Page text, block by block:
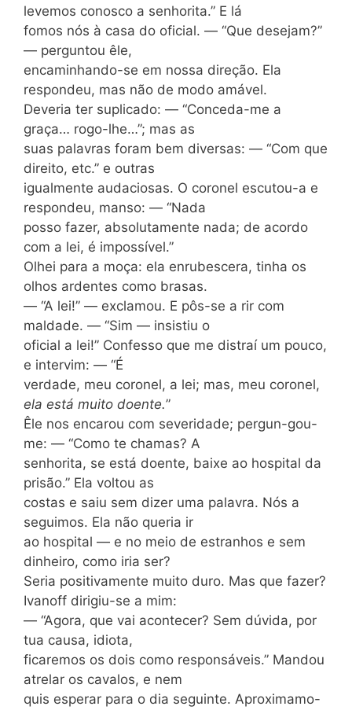
levemos conosco a senhorita.” E lá
fomos nós à casa do oficial. — “Que desejam?”
— perguntou êle,
encaminhando-se em nossa direção. Ela
respondeu, mas não de modo amável.
Deveria ter suplicado: — “Conceda-me a
graça… rogo-lhe…”; mas as
suas palavras foram bem diversas: — “Com que
direito, etc.” e outras
igualmente audaciosas. O coronel escutou-a e
respondeu, manso: — “Nada
posso fazer, absolutamente nada; de acordo
com a lei, é impossível.”
Olhei para a moça: ela enrubescera, tinha os
olhos ardentes como brasas.
— “A lei!” — exclamou. E pôs-se a rir com
maldade. — “Sim — insistiu o
oficial a lei!” Confesso que me distraí um pouco,
e intervim: — “É
verdade, meu coronel, a lei; mas, meu coronel,
ela está muito doente.”
Êle nos encarou com severidade; pergun-gou-
me: — “Como te chamas? A
senhorita, se está doente, baixe ao hospital da
prisão.” Ela voltou as
costas e saiu sem dizer uma palavra. Nós a
seguimos. Ela não queria ir
ao hospital — e no meio de estranhos e sem
dinheiro, como iria ser?
Seria positivamente muito duro. Mas que fazer?
Ivanoff dirigiu-se a mim:
— “Agora, que vai acontecer? Sem dúvida, por
tua causa, idiota,
ficaremos os dois como responsáveis.” Mandou
atrelar os cavalos, e nem
quis esperar para o dia seguinte. Aproximamo-